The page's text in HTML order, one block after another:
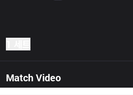
Match Video